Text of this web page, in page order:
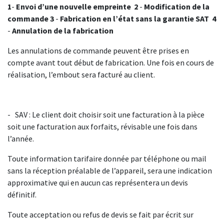
1- Envoi d’une nouvelle empreinte 2 - Modification de la
commande3 - Fabrication en l’étatsans la garantieSAT 4
- Annulation de la fabrication
Les annulations de commande peuvent être prises en
compte avant tout début de fabrication. Une fois en cours de
réalisation, l’embout sera facturé au client.
- SAV : Le client doit choisir soit une facturation à la pièce
soit une facturation aux forfaits, révisable une fois dans
l’année.
Toute information tarifaire donnée par téléphone ou mail
sans la réception préalable de l’appareil, sera une indication
approximative qui en aucun cas représentera un devis
définitif.
Toute acceptation ou refus de devis se fait par écrit sur